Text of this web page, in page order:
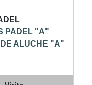
PADEL "A"
ALUCHE "A"